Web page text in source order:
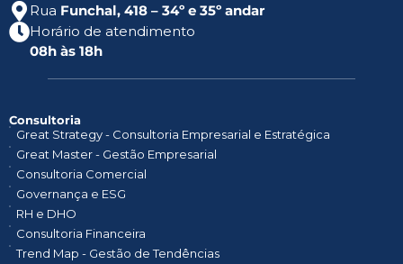
Rua Funchal, 418 – 34º e 35º andar
Horário de atendimento
08h às 18h
Consultoria
Great Strategy - Consultoria Empresarial e Estratégica
Great Master - Gestão Empresarial
Consultoria Comercial
Governança e ESG
RH e DHO
Consultoria Financeira
Trend Map - Gestão de Tendências